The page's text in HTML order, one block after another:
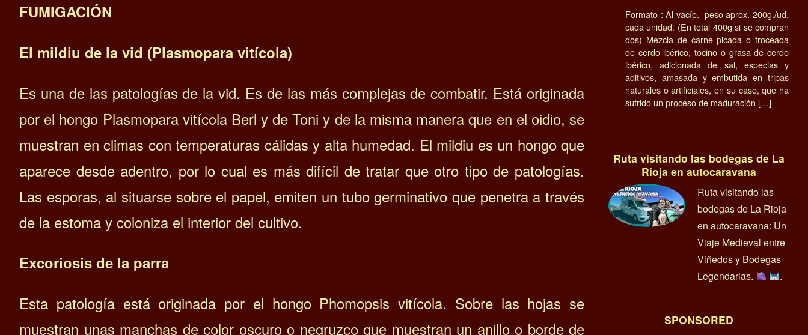
FUMIGACIÓN
El mildiu de la vid (Plasmopara vitícola)
Es una de las patologías de la vid. Es de las más complejas de combatir. Está originada
por el hongo Plasmopara vitícola Berl y de Toni y de la misma manera que en el oidio, se
muestran en climas con temperaturas cálidas y alta humedad. El mildiu es un hongo que
aparece desde adentro, por lo cual es más difícil de tratar que otro tipo de patologías.
Las esporas, al situarse sobre el papel, emiten un tubo germinativo que penetra a través
de la estoma y coloniza el interior del cultivo.
Excoriosis de la parra
Esta patología está originada por el hongo Phomopsis vitícola. Sobre las hojas se
muestran unas manchas de color oscuro o negruzco que muestran un anillo o borde de
Formato : Al vacío. peso aprox. 200g./ud.
cada unidad. (En total 400g si se compran
dos) Mezcla de carne picada o troceada
de cerdo ibérico, tocino o grasa de cerdo
ibérico, adicionada de sal, especias y
aditivos, amasada y embutida en tripas
naturales o artificiales, en su caso, que ha
sufrido un proceso de maduración […]
Ruta visitando las bodegas de La
Rioja en autocaravana
Ruta visitando las
bodegas de La Rioja
en autocaravana: Un
Viaje Medieval entre
Viñedos y Bodegas
Legendarias.
.
SPONSORED